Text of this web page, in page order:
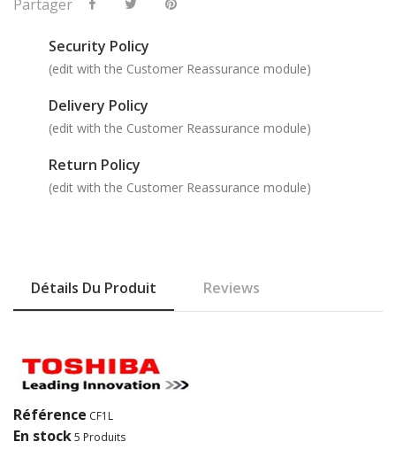
Partager
Security Policy
(edit with the Customer Reassurance module)
Delivery Policy
(edit with the Customer Reassurance module)
Return Policy
(edit with the Customer Reassurance module)
Détails Du Produit Reviews
Référence CF1L
En stock5 Produits